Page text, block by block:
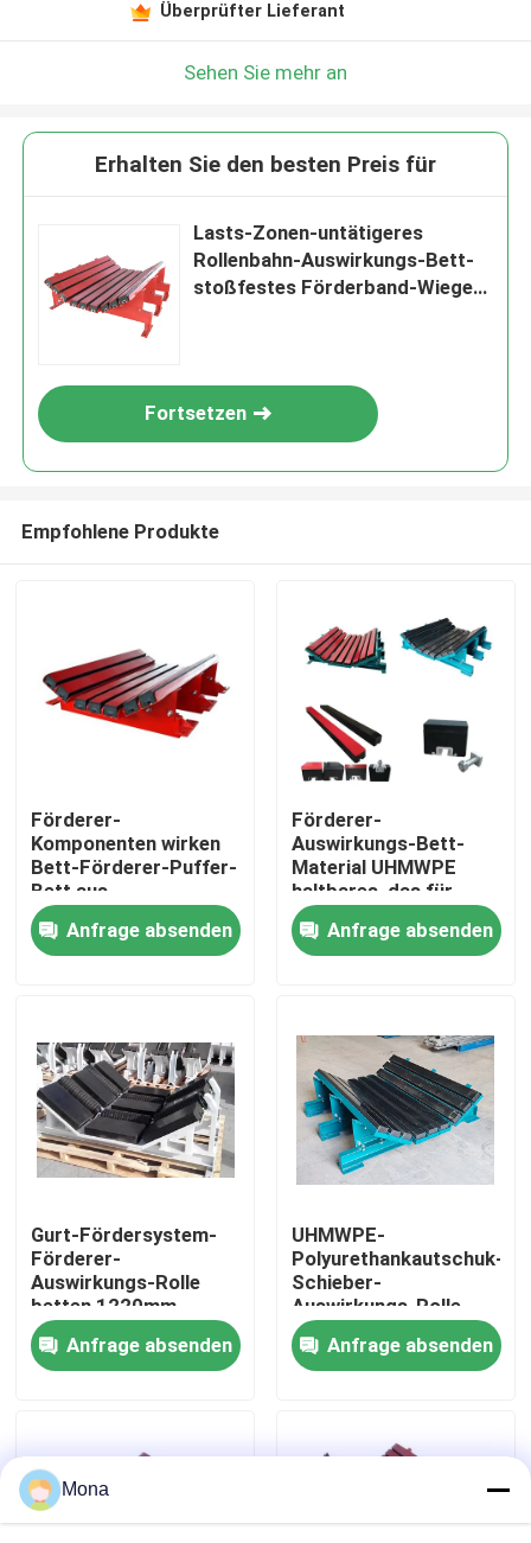
Startseite
Produkte
Über uns
Fabrik Tour
Qualitätskontrolle
Kontakt
Keramische Abnutzungszwischenlage
Tonerde-keramische Zwischenlage
Überprüfter Lieferant
Sehen Sie mehr an
Erhalten Sie den besten Preis für
Lasts-Zonen-untätigeres
Rollenbahn-Auswirkungs-Bett-
stoßfestes Förderband-Wiegen-
Fortsetzen
Empfohlene Produkte
Förderer-
Komponenten wirken
Bett-Förderer-Puffer-
Bett aus
Anfrage absenden
Förderer-
Auswirkungs-Bett-
Material UHMWPE
haltbares, das für
Minenindustrie
übergibt
Anfrage absenden
Gurt-Fördersystem-
Förderer-
Auswirkungs-Rolle
betten 1220mm
1400mm 1500mm
Anfrage absenden
UHMWPE-
Polyurethankautschuk-
Schieber-
Auswirkungs-Rolle
betten haltbaren
justierbaren Puffer
Anfrage absenden
Mona